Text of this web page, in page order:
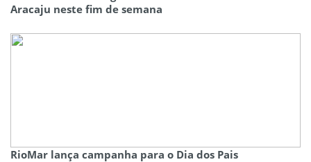
Aracaju neste fim de semana
RioMar lança campanha para o Dia dos Pais